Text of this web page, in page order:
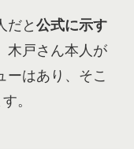
だと公式に示す
木戸さん本人が
ーはあり、そこ
。